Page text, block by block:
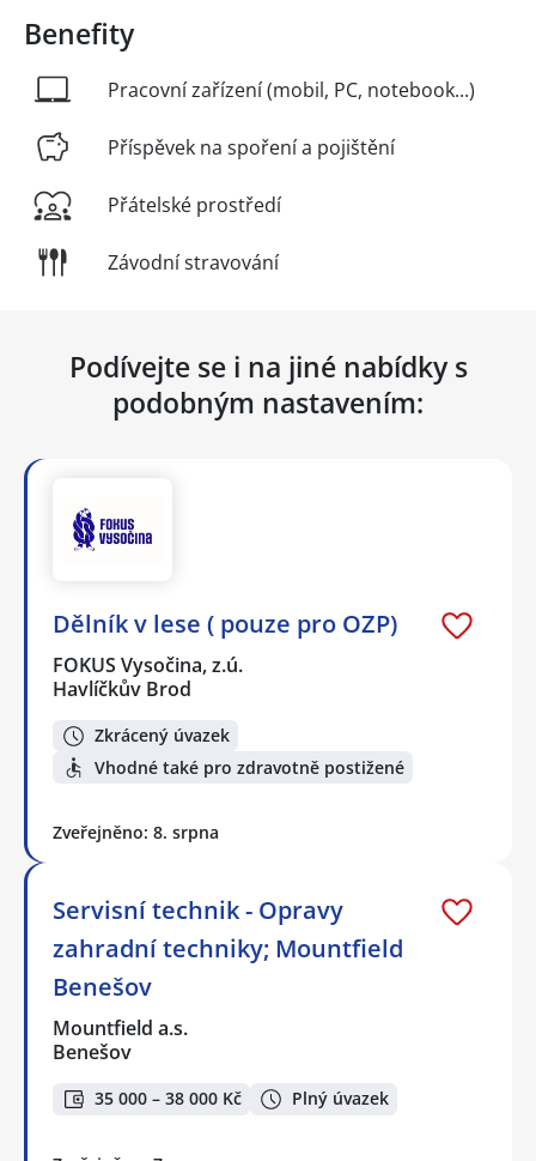
Benefity
Pracovní zařízení (mobil, PC, notebook...)
Příspěvek na spoření a pojištění
Přátelské prostředí
Závodní stravování
Podívejte se i na jiné nabídky s
podobným nastavením:
Dělník v lese ( pouze pro OZP)
FOKUS Vysočina, z.ú.
Havlíčkův Brod
Zkrácený úvazek
Vhodné také pro zdravotně postižené
Zveřejněno: 8. srpna
Servisní technik - Opravy
zahradní techniky; Mountfield
Benešov
Mountfield a.s.
Benešov
35 000 – 38 000 Kč Plný úvazek